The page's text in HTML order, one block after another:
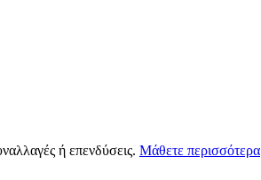
ή επενδύσεις. Μάθετε περισσότερα